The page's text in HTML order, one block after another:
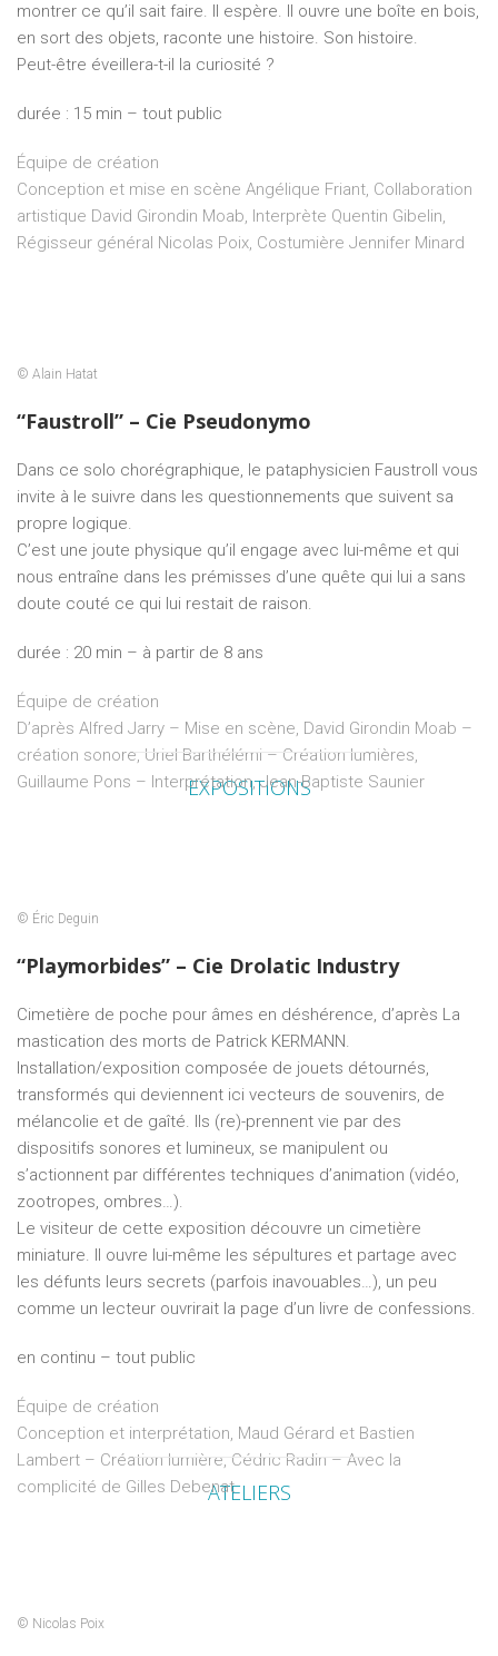
montrer ce qu’il sait faire. Il espère. Il ouvre une boîte en bois,
en sort des objets, raconte une histoire. Son histoire.
Peut-être éveillera-t-il la curiosité ?
durée : 15 min – tout public
Équipe de création
Conception et mise en scène Angélique Friant, Collaboration
artistique David Girondin Moab, Interprète Quentin Gibelin,
Régisseur général Nicolas Poix, Costumière Jennifer Minard
© Alain Hatat
“Faustroll” – Cie Pseudonymo
Dans ce solo chorégraphique, le pataphysicien Faustroll vous
invite à le suivre dans les questionnements que suivent sa
propre logique.
C’est une joute physique qu’il engage avec lui-même et qui
nous entraîne dans les prémisses d’une quête qui lui a sans
doute couté ce qui lui restait de raison.
durée : 20 min – à partir de 8 ans
Équipe de création
D’après Alfred Jarry – Mise en scène, David Girondin Moab –
création sonore, Uriel Barthélémi – Création lumières,
Guillaume Pons – Interprétation, Jean-Baptiste Saunier
EXPOSITIONS
© Éric Deguin
“Playmorbides” – Cie Drolatic Industry
Cimetière de poche pour âmes en déshérence, d’après La
mastication des morts de Patrick KERMANN.
Installation/exposition composée de jouets détournés,
transformés qui deviennent ici vecteurs de souvenirs, de
mélancolie et de gaîté. Ils (re)-prennent vie par des
dispositifs sonores et lumineux, se manipulent ou
s’actionnent par différentes techniques d’animation (vidéo,
zootropes, ombres…).
Le visiteur de cette exposition découvre un cimetière
miniature. Il ouvre lui-même les sépultures et partage avec
les défunts leurs secrets (parfois inavouables…), un peu
comme un lecteur ouvrirait la page d’un livre de confessions.
en continu – tout public
Équipe de création
Conception et interprétation, Maud Gérard et Bastien
Lambert – Création lumière, Cédric Radin – Avec la
complicité de Gilles DebenatATELIERS
© Nicolas Poix